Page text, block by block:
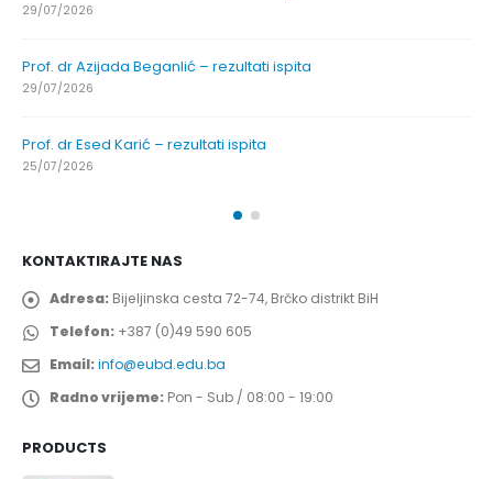
29/07/2026
Prof. dr Azijada Beganlić – rezultati ispita
29/07/2026
Prof. dr Esed Karić – rezultati ispita
25/07/2026
KONTAKTIRAJTE NAS
Adresa: Bijeljinska cesta 72-74, Brčko distrikt BiH
Telefon: +387 (0)49 590 605
Email:info@eubd.edu.ba
Radno vrijeme: Pon - Sub / 08:00 - 19:00
PRODUCTS